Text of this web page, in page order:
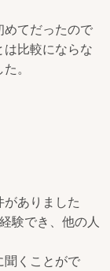
てだったので
比較にならな
。
ありました
験でき、他の人
聞くことがで